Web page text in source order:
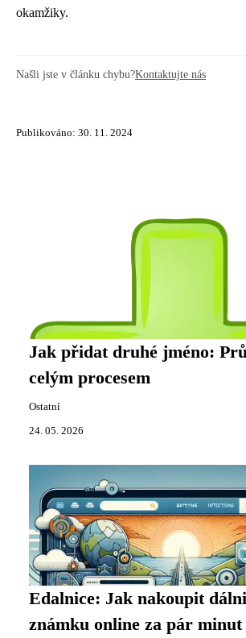
okamžiky.
Našli jste v článku chybu?Kontaktujte nás
Publikováno: 30. 11. 2024
Jak přidat druhé jméno:
celým procesem
Ostatní
24. 05. 2026
Edalnice: Jak nakoupit
známku online za pár minut